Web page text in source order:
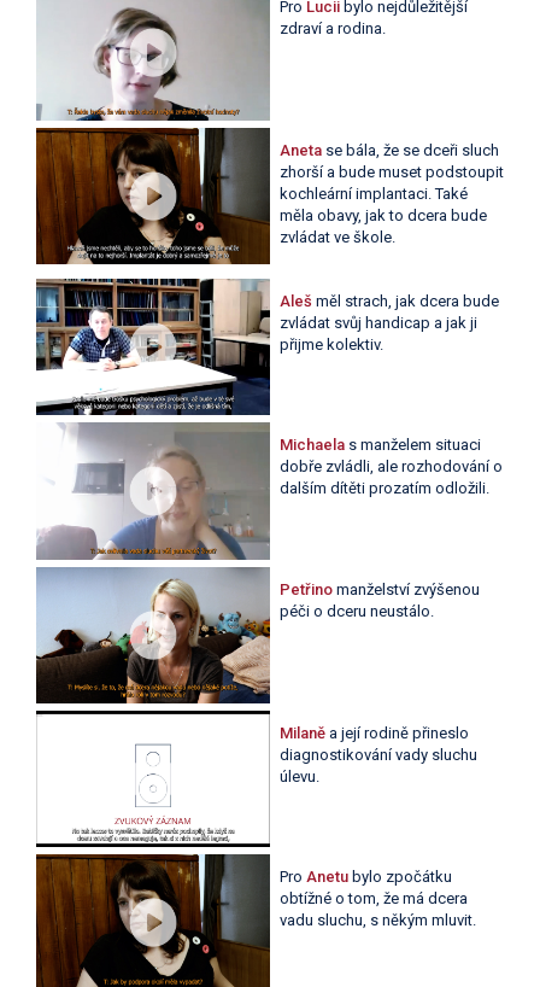
Pro Lucii bylo nejdůležitější
zdraví a rodina.
Aneta se bála, že se dceři sluch
zhorší a bude muset podstoupit
kochleární implantaci. Také
měla obavy, jak to dcera bude
zvládat ve škole.
Aleš měl strach, jak dcera bude
zvládat svůj handicap a jak ji
přijme kolektiv.
Michaelas manželem situaci
dobře zvládli, ale rozhodování o
dalším dítěti prozatím odložili.
Petřino manželství zvýšenou
péči o dceru neustálo.
Milaněa její rodině přineslo
diagnostikování vady sluchu
úlevu.
Pro Anetu bylo zpočátku
obtížné o tom, že má dcera
vadu sluchu, s někým mluvit.